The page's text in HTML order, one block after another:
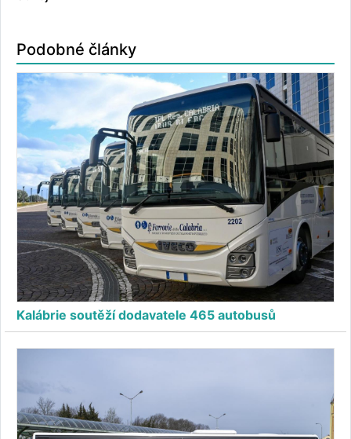
Podobné články
Kalábrie soutěží dodavatele 465 autobusů